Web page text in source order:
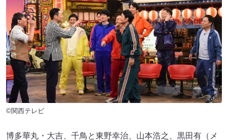
©関西テレビ
博多華丸・大吉、千鳥と東野幸治、山本浩之、黒田有（メ